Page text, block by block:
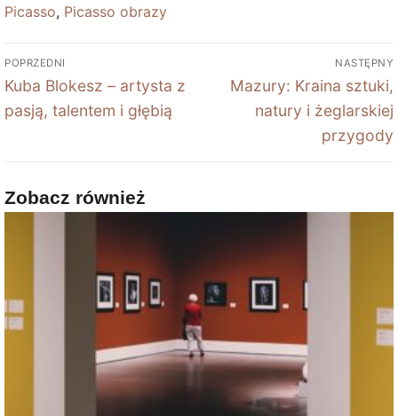
Picasso, Picasso obrazy
Nawigacja
wpisu
POPRZEDNI
Poprzedni
wpis:
Kuba Blokesz – artysta z
pasją, talentem i głębią
NASTĘPNY
Next
post:
Mazury: Kraina sztuki,
natury i żeglarskiej
przygody
Zobacz również